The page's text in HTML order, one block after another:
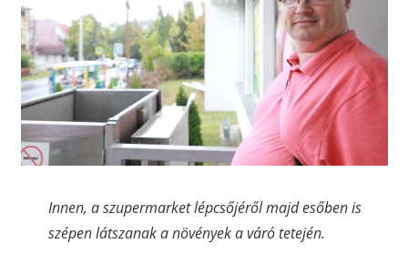
Innen, a szupermarket lépcsőjéről majd esőben is
szépen látszanak a növények a váró tetején.